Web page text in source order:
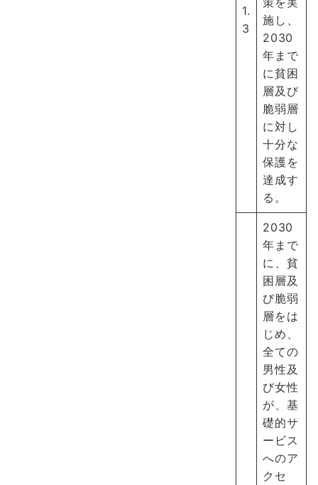
1.
3
施し、
2030
年まで
に貧困
層及び
脆弱層
に対し
十分な
保護を
達成す
る。
2030
年まで
に、貧
困層及
び脆弱
層をは
じめ、
全ての
男性及
び女性
が、基
礎的サ
ービス
へのア
クセ